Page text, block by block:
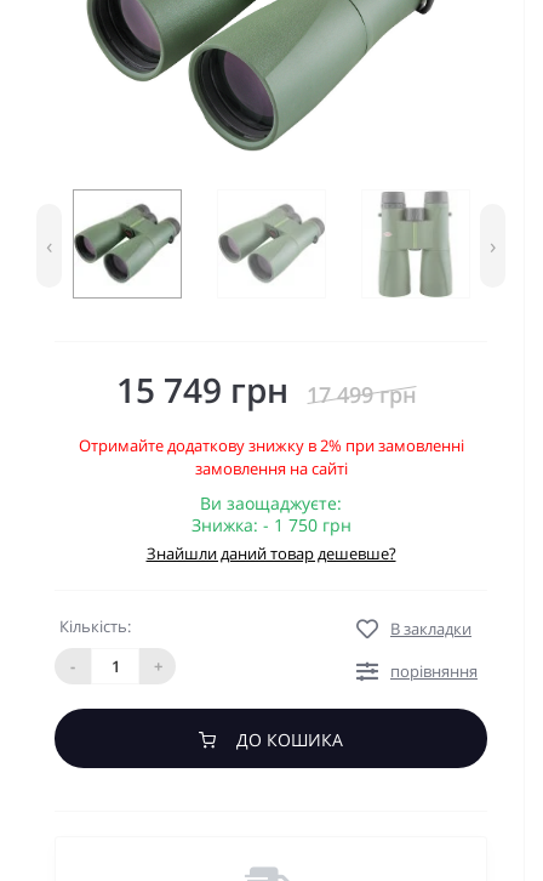
‹ ›
15 749 грн 17 499 грн
Отримайте додаткову знижку в 2% при замовленні
замовлення на сайті
Ви заощаджуєте:
Знижка: - 1 750 грн
Знайшли даний товар дешевше?
Кількість:
-
+
В закладки
порівняння
ДО КОШИКА